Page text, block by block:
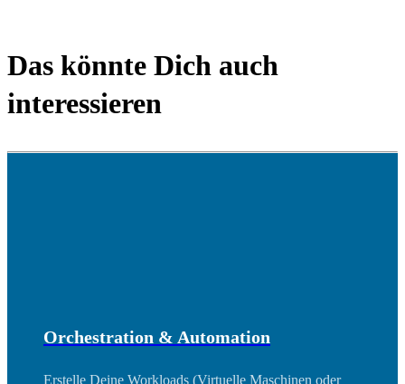
Das könnte Dich auch
interessieren
Orchestration & Automation
Erstelle Deine Workloads (Virtuelle Maschinen oder